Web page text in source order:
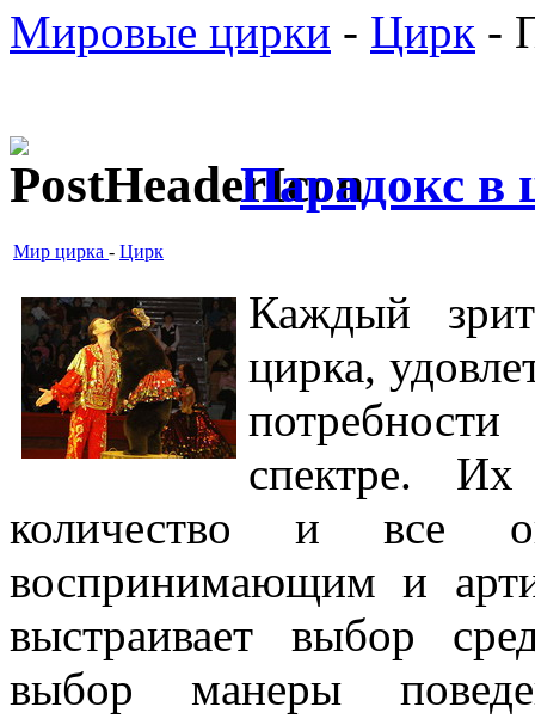
Мировые цирки - Цирк -
Парадокс в
Мир цирка - Цирк
Каждый
цирка,
спектре. Их
количество и все
воспринимающим и
выстраивает выбор
выбор манеры